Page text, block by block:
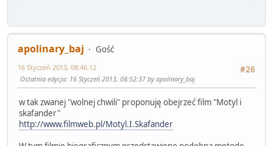
apolinary_baj
Gość
#26
16 Styczeń 2013, 08:46:12
Ostatnia edycja: 16 Styczeń 2013, 08:52:37 by apolinary_baj
w tak zwanej "wolnej chwili" proponuję obejrzeć film "Motyl i
skafander"
http://www.filmweb.pl/Motyl.I.Skafander